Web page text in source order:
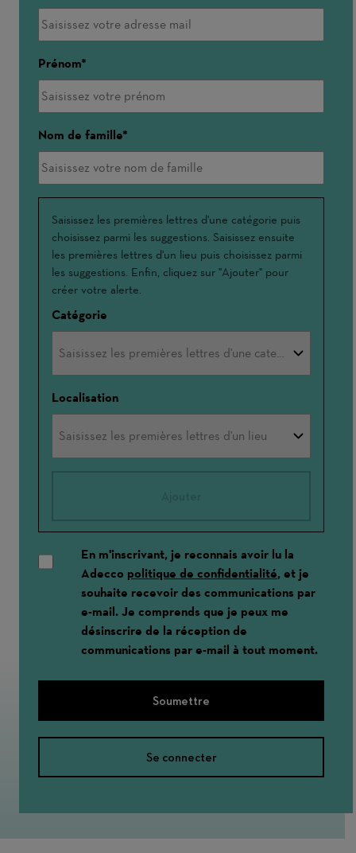
Prénom
Nom de famille
Interessé(e)
par
Saisissez les premières lettres d'une catégorie puis
choisissez parmi les suggestions. Saisissez ensuite
les premières lettres d'un lieu puis choisissez parmi
les suggestions. Enfin, cliquez sur "Ajouter" pour
créer votre alerte.
Catégorie
Localisation
En m'inscrivant, je reconnais avoir lu la
Adecco politique de confidentialité, et je
souhaite recevoir des communications par
e-mail. Je comprends que je peux me
désinscrire de la réception de
communications par e-mail à tout moment.
Soumettre
Se connecter